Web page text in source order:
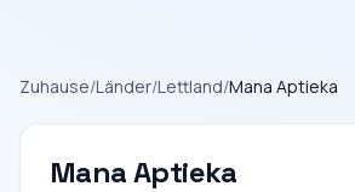
Zuhause/Länder/Lettland/Mana Aptieka
Mana Aptieka